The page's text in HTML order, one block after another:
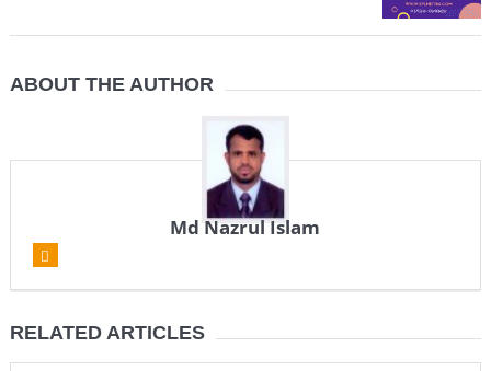
ABOUT THE AUTHOR
Md Nazrul Islam
RELATED ARTICLES